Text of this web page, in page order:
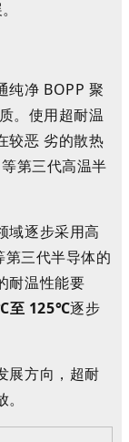
纯净 BOPP 聚
。使用超耐温
较恶 劣的散热
第三代高温半
域逐步采用高
三代半导体的
耐温性能要
至 125℃逐步
展方向，超耐
。